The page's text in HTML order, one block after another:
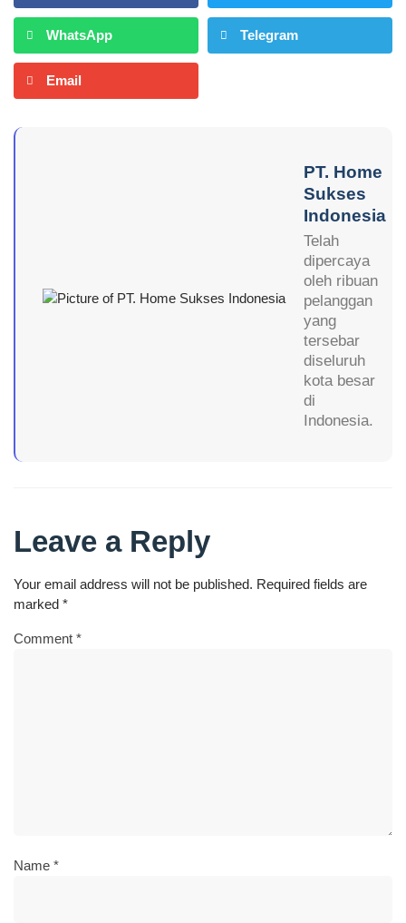
WhatsApp Telegram
Email
PT. Home
Sukses
Indonesia
Telah
dipercaya
oleh ribuan
pelanggan
yang
tersebar
diseluruh
kota besar
di
Indonesia.
Leave a Reply
Your email address will not be published. Required fields are
marked *
Comment *
Name *